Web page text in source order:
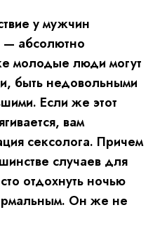
у мужчин
— абсолютно
молодые люди могут
быть недовольными
Если же этот
вам
сексолога. Причем
случаев для
отдохнуть ночью
Он же не